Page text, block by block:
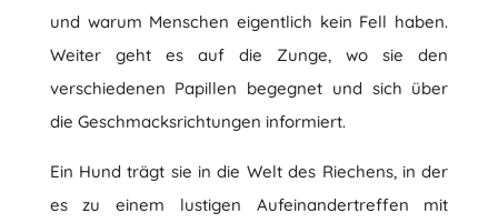
und warum Menschen eigentlich kein Fell haben.
Weiter geht es auf die Zunge, wo sie den
verschiedenen Papillen begegnet und sich über
die Geschmacksrichtungen informiert.
Ein Hund trägt sie in die Welt des Riechens, in der
es zu einem lustigen Aufeinandertreffen mit